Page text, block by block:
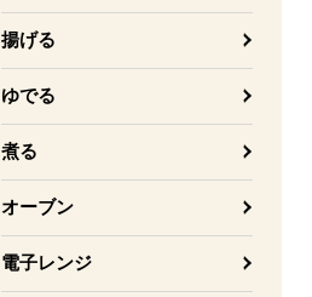
揚げる
ゆでる
煮る
オーブン
電子レンジ